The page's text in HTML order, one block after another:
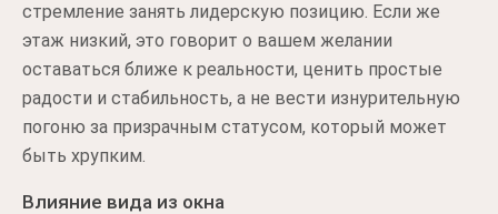
стремление занять лидерскую позицию. Если же
этаж низкий, это говорит о вашем желании
оставаться ближе к реальности, ценить простые
радости и стабильность, а не вести изнурительную
погоню за призрачным статусом, который может
быть хрупким.
Влияние вида из окна